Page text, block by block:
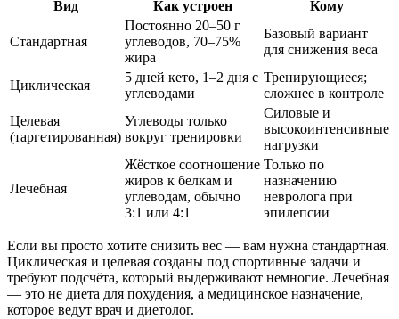
Вид Как устроен Кому
Стандартная
Постоянно 20–50 г
углеводов, 70–75%
жира
Базовый вариант
для снижения веса
Циклическая
5 дней кето, 1–2 дня с
углеводами
Тренирующиеся;
сложнее в контроле
Целевая
(таргетированная)
Углеводы только
вокруг тренировки
Силовые и
высокоинтенсивные
нагрузки
Лечебная
Жёсткое соотношение
жиров к белкам и
углеводам, обычно
3:1 или 4:1
Только по
назначению
невролога при
эпилепсии
Если вы просто хотите снизить вес — вам нужна стандартная.
Циклическая и целевая созданы под спортивные задачи и
требуют подсчёта, который выдерживают немногие. Лечебная
— это не диета для похудения, а медицинское назначение,
которое ведут врач и диетолог.